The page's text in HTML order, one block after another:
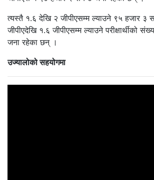
त्यस्तै १.६ देखि २ जीपीएसम्म ल्याउने ९५ हजार ३
जीपीएदेखि १.६ जीपीएसम्म ल्याउने परीक्षार्थीको
जना रहेका छन् ।
उज्यालोको सहयोगमा